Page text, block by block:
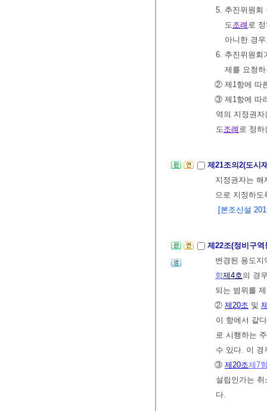
5. 추진위원회
도 조례 로
아니한 경
6. 추진위원회
제를 요청
② 제1항에 따
③ 제1항에 따
역의 지정권
도 조례 로 정
제21조의2(도시
지정권자는
으로 지정하
[본조신설
제22조(정비구
변경된 용도
항제4호의 경
되는 범위를
② 제20조 및
이 항에서 같
로 시행하는
수 있다. 이 경
③ 제20조제7
설립인가는
다.